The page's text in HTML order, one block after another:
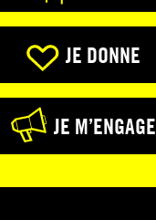
JE DONNE
JE M’ENGAGE